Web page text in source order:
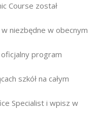
Course został
niezbędne w obecnym
program
szkół na całym
Specialist i wpisz w